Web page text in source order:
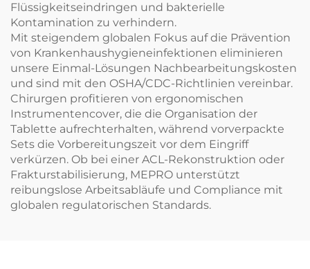
Flüssigkeitseindringen und bakterielle
Kontamination zu verhindern.
Mit steigendem globalen Fokus auf die Prävention
von Krankenhaushygieneinfektionen eliminieren
unsere Einmal-Lösungen Nachbearbeitungskosten
und sind mit den OSHA/CDC-Richtlinien vereinbar.
Chirurgen profitieren von ergonomischen
Instrumentencover, die die Organisation der
Tablette aufrechterhalten, während vorverpackte
Sets die Vorbereitungszeit vor dem Eingriff
verkürzen. Ob bei einer ACL-Rekonstruktion oder
Frakturstabilisierung, MEPRO unterstützt
reibungslose Arbeitsabläufe und Compliance mit
globalen regulatorischen Standards.